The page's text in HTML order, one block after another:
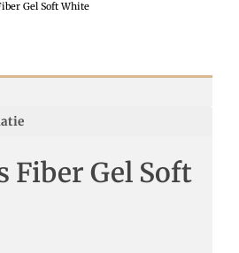
Gel Soft White
Fiber Gel Soft